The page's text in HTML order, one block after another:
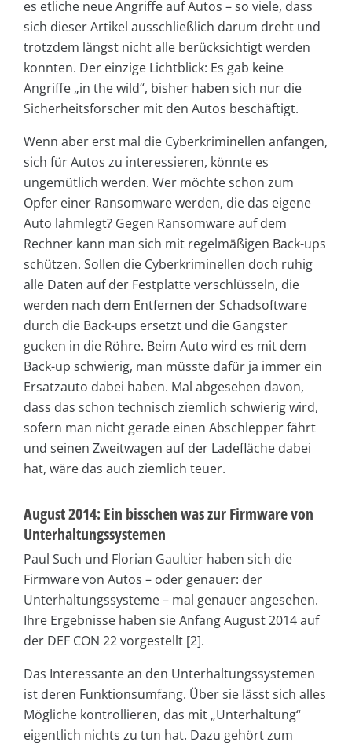
es etliche neue Angriffe auf Autos – so viele, dass
sich dieser Artikel ausschließlich darum dreht und
trotzdem längst nicht alle berücksichtigt werden
konnten. Der einzige Lichtblick: Es gab keine
Angriffe „in the wild“, bisher haben sich nur die
Sicherheitsforscher mit den Autos beschäftigt.
Wenn aber erst mal die Cyberkriminellen anfangen,
sich für Autos zu interessieren, könnte es
ungemütlich werden. Wer möchte schon zum
Opfer einer Ransomware werden, die das eigene
Auto lahmlegt? Gegen Ransomware auf dem
Rechner kann man sich mit regelmäßigen Back-ups
schützen. Sollen die Cyberkriminellen doch ruhig
alle Daten auf der Festplatte verschlüsseln, die
werden nach dem Entfernen der Schadsoftware
durch die Back-ups ersetzt und die Gangster
gucken in die Röhre. Beim Auto wird es mit dem
Back-up schwierig, man müsste dafür ja immer ein
Ersatzauto dabei haben. Mal abgesehen davon,
dass das schon technisch ziemlich schwierig wird,
sofern man nicht gerade einen Abschlepper fährt
und seinen Zweitwagen auf der Ladefläche dabei
hat, wäre das auch ziemlich teuer.
August 2014: Ein bisschen was zur Firmware von
Unterhaltungssystemen
Paul Such und Florian Gaultier haben sich die
Firmware von Autos – oder genauer: der
Unterhaltungssysteme – mal genauer angesehen.
Ihre Ergebnisse haben sie Anfang August 2014 auf
der DEF CON 22 vorgestellt [2].
Das Interessante an den Unterhaltungssystemen
ist deren Funktionsumfang. Über sie lässt sich alles
Mögliche kontrollieren, das mit „Unterhaltung“
eigentlich nichts zu tun hat. Dazu gehört zum